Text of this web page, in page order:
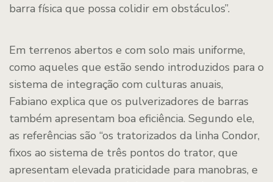
barra física que possa colidir em obstáculos”.
Em terrenos abertos e com solo mais uniforme,
como aqueles que estão sendo introduzidos para o
sistema de integração com culturas anuais,
Fabiano explica que os pulverizadores de barras
também apresentam boa eficiência. Segundo ele,
as referências são “os tratorizados da linha Condor,
fixos ao sistema de três pontos do trator, que
apresentam elevada praticidade para manobras, e